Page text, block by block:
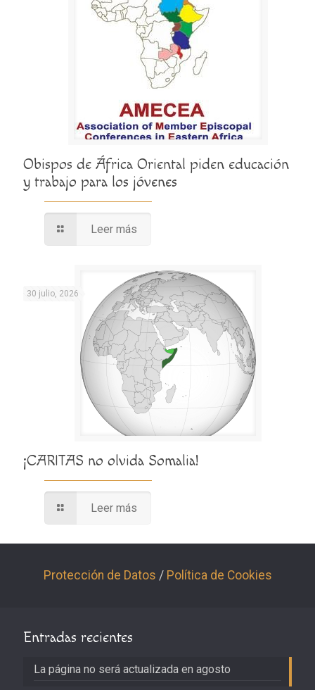
Obispos de África Oriental piden educación
y trabajo para los jóvenes
Leer más
30 julio, 2026
¡CARITAS no olvida Somalia!
Leer más
Protección de Datos / Política de Cookies
Entradas recientes
La página no será actualizada en agosto